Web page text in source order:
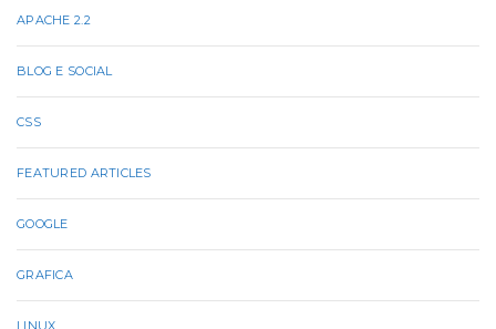
APACHE 2.2
BLOG E SOCIAL
CSS
FEATURED ARTICLES
GOOGLE
GRAFICA
LINUX